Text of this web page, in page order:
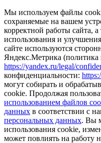
Мы используем файлы
сохраняемые на вашем
корректной работы сайта, а
использования и
сайте используются
Яндекс.Метрика (политика
https://yandex.ru/legal/
конфиденциальности:
могут собирать и
cookie. Продолжая
использованием файлов
данных в соответствии с
персональных данных. Вы
использования cookie,
может повлиять на работу